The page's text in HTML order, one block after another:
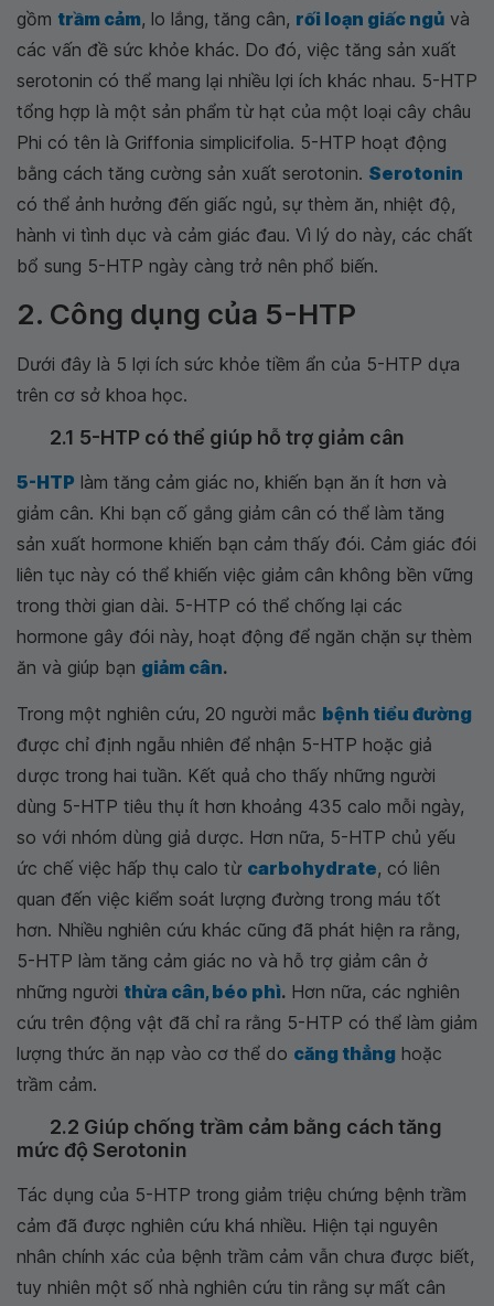
gồm trầm cảm, lo lắng, tăng cân, rối loạn giấc ngủ và
các vấn đề sức khỏe khác. Do đó, việc tăng sản xuất
serotonin có thể mang lại nhiều lợi ích khác nhau. 5-HTP
tổng hợp là một sản phẩm từ hạt của một loại cây châu
Phi có tên là Griffonia simplicifolia. 5-HTP hoạt động
bằng cách tăng cường sản xuất serotonin. Serotonin
có thể ảnh hưởng đến giấc ngủ, sự thèm ăn, nhiệt độ,
hành vi tình dục và cảm giác đau. Vì lý do này, các chất
bổ sung 5-HTP ngày càng trở nên phổ biến.
2. Công dụng của 5-HTP
Dưới đây là 5 lợi ích sức khỏe tiềm ẩn của 5-HTP dựa
trên cơ sở khoa học.
2.1 5-HTP có thể giúp hỗ trợ giảm cân
5-HTP làm tăng cảm giác no, khiến bạn ăn ít hơn và
giảm cân. Khi bạn cố gắng giảm cân có thể làm tăng
sản xuất hormone khiến bạn cảm thấy đói. Cảm giác đói
liên tục này có thể khiến việc giảm cân không bền vững
trong thời gian dài. 5-HTP có thể chống lại các
hormone gây đói này, hoạt động để ngăn chặn sự thèm
ăn và giúp bạn giảm cân.
Trong một nghiên cứu, 20 người mắc bệnh tiểu đường
được chỉ định ngẫu nhiên để nhận 5-HTP hoặc giả
dược trong hai tuần. Kết quả cho thấy những người
dùng 5-HTP tiêu thụ ít hơn khoảng 435 calo mỗi ngày,
so với nhóm dùng giả dược. Hơn nữa, 5-HTP chủ yếu
ức chế việc hấp thụ calo từ carbohydrate, có liên
quan đến việc kiểm soát lượng đường trong máu tốt
hơn. Nhiều nghiên cứu khác cũng đã phát hiện ra rằng,
5-HTP làm tăng cảm giác no và hỗ trợ giảm cân ở
những người thừa cân, béo phì. Hơn nữa, các nghiên
cứu trên động vật đã chỉ ra rằng 5-HTP có thể làm giảm
lượng thức ăn nạp vào cơ thể do căng thẳng hoặc
trầm cảm.
2.2 Giúp chống trầm cảm bằng cách tăng
mức độ Serotonin
Tác dụng của 5-HTP trong giảm triệu chứng bệnh trầm
cảm đã được nghiên cứu khá nhiều. Hiện tại nguyên
nhân chính xác của bệnh trầm cảm vẫn chưa được biết,
tuy nhiên một số nhà nghiên cứu tin rằng sự mất cân